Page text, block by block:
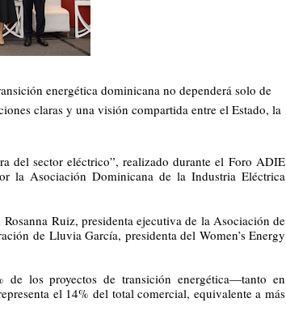
energética dominicana no dependerá solo de
claras y una visión compartida entre el Estado, la
del sector eléctrico”, realizado durante el Foro ADIE
la Asociación Dominicana de la Industria Eléctrica
Ruiz, presidenta ejecutiva de la Asociación de
de Lluvia García, presidenta del Women’s Energy
los proyectos de transición energética—tanto en
el 14% del total comercial, equivalente a más